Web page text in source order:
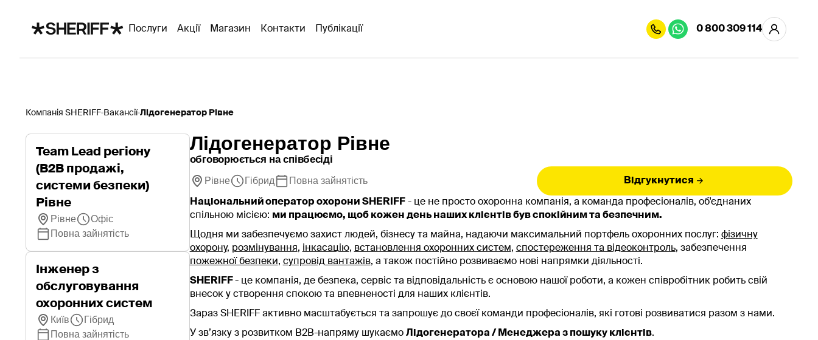
Послуги Акції Магазин Контакти Публікації 0 800 309 114
Компанія SHERIFF Вакансії Лідогенератор Рівне
Team Lead регіону
(B2B продажі,
системи безпеки)
Рівне
Рівне
Офіс
Повна зайнятість
Інженер з
обслуговування
охоронних систем
Київ
Гібрид
Повна зайнятість
Лідогенератор Рівне
обговорюється на співбесіді
Рівне Гібрид Повна зайнятість Відгукнутися
Національний оператор охорони SHERIFF- це не просто охоронна компанія, а команда професіоналів, об'єднаних
спільною місією: ми працюємо, щоб кожен день наших клієнтів був спокійним та безпечним.
Щодня ми забезпечуємо захист людей, бізнесу та майна, надаючи максимальний портфель охоронних послуг: фізичну
охорону, розмінування, інкасацію, встановлення охоронних систем, спостереження та відеоконтроль, забезпечення
пожежної безпеки, супровід вантажів, а також постійно розвиваємо нові напрямки діяльності.
SHERIFF- це компанія, де безпека, сервіс та відповідальність є основою нашої роботи, а кожен співробітник робить свій
внесок у створення спокою та впевненості для наших клієнтів.
Зараз SHERIFF активно масштабується та запрошує до своєї команди професіоналів, які готові розвиватися разом з нами.
У зв’язку з розвитком B2B-напряму шукаємо Лідогенератора / Менеджера з пошуку клієнтів.